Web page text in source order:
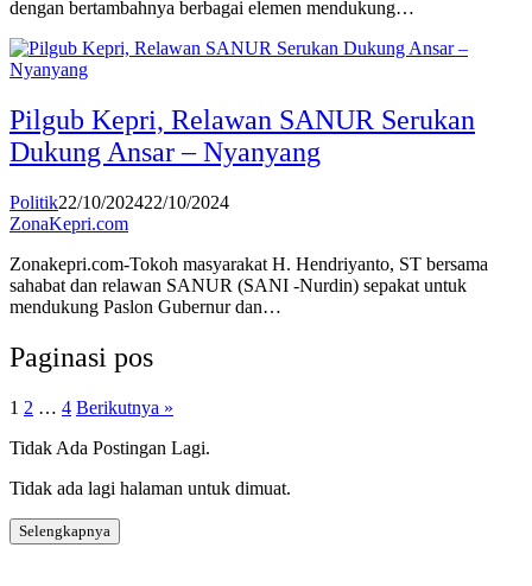
dengan bertambahnya berbagai elemen mendukung…
Pilgub Kepri, Relawan SANUR Serukan
Dukung Ansar – Nyanyang
Politik22/10/202422/10/2024
ZonaKepri.com
Zonakepri.com-Tokoh masyarakat H. Hendriyanto, ST bersama
sahabat dan relawan SANUR (SANI -Nurdin) sepakat untuk
mendukung Paslon Gubernur dan…
Paginasi pos
1 2 … 4 Berikutnya »
Tidak Ada Postingan Lagi.
Tidak ada lagi halaman untuk dimuat.
Selengkapnya